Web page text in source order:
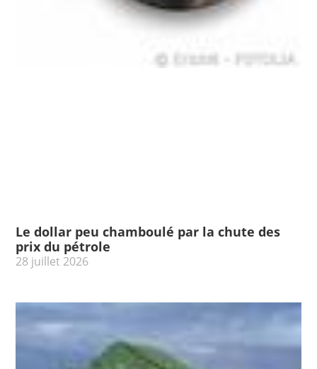
Le dollar peu chamboulé par la chute des
prix du pétrole
28 juillet 2026